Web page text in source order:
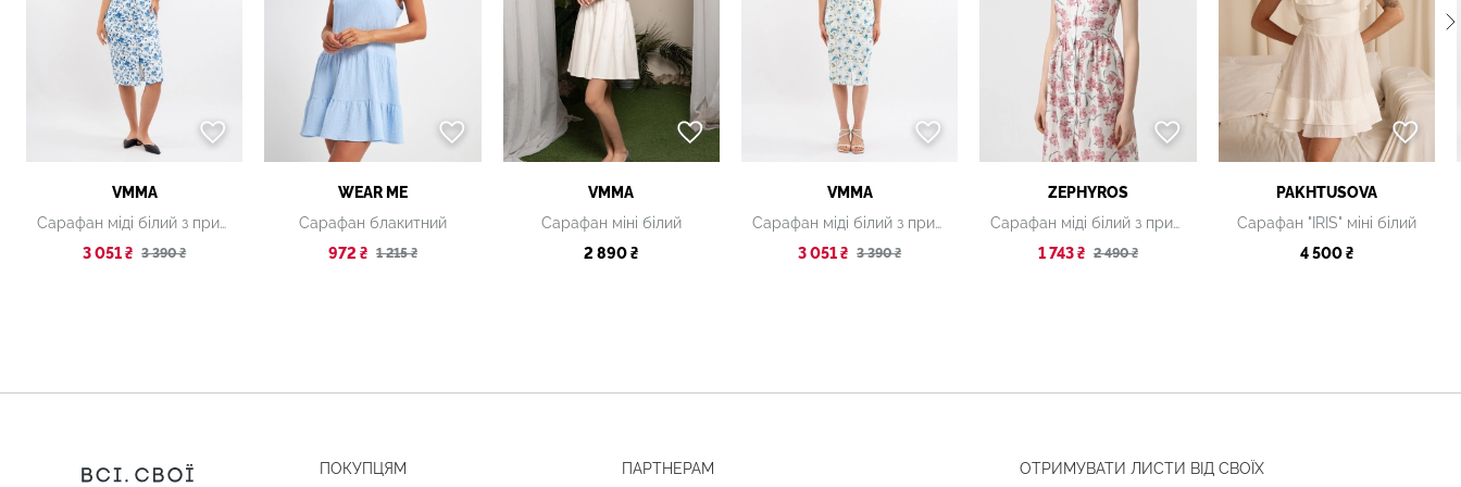
VMMA
Сарафан міді білий з принтом
3 051 ₴ 3 390 ₴
WEAR ME
Сарафан блакитний
972 ₴ 1 215 ₴
VMMA
Сарафан міні білий
2 890 ₴
VMMA
Сарафан міді білий з принтом
3 051 ₴ 3 390 ₴
ZEPHYROS
Сарафан міді білий з принтом
1 743 ₴ 2 490 ₴
PAKHTUSOVA
Сарафан "IRIS" міні білий
4 500 ₴
ПОКУПЦЯМ ПАРТНЕРАМ ОТРИМУВАТИ ЛИСТИ ВІД СВОЇХ